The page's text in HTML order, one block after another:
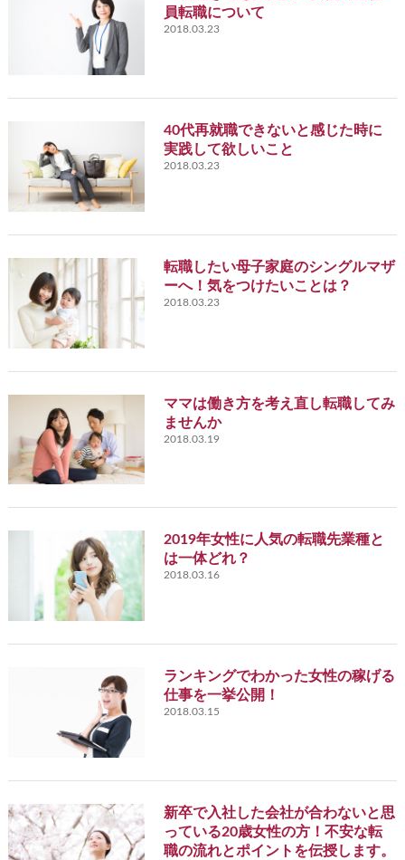
員転職について
2018.03.23
40代再就職できないと感じた時に
実践して欲しいこと
2018.03.23
転職したい母子家庭のシングルマザ
ーへ！気をつけたいことは？
2018.03.23
ママは働き方を考え直し転職してみ
ませんか
2018.03.19
2019年女性に人気の転職先業種と
は一体どれ？
2018.03.16
ランキングでわかった女性の稼げる
仕事を一挙公開！
2018.03.15
新卒で入社した会社が合わないと思
っている20歳女性の方！不安な転
職の流れとポイントを伝授します。